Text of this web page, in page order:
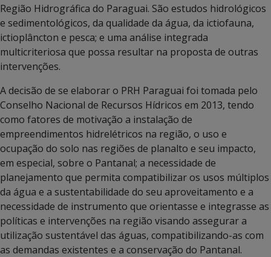
Região Hidrográfica do Paraguai. São estudos hidrológicos
e sedimentológicos, da qualidade da água, da ictiofauna,
ictioplâncton e pesca; e uma análise integrada
multicriteriosa que possa resultar na proposta de outras
intervenções.
A decisão de se elaborar o PRH Paraguai foi tomada pelo
Conselho Nacional de Recursos Hídricos em 2013, tendo
como fatores de motivação a instalação de
empreendimentos hidrelétricos na região, o uso e
ocupação do solo nas regiões de planalto e seu impacto,
em especial, sobre o Pantanal; a necessidade de
planejamento que permita compatibilizar os usos múltiplos
da água e a sustentabilidade do seu aproveitamento e a
necessidade de instrumento que orientasse e integrasse as
políticas e intervenções na região visando assegurar a
utilização sustentável das águas, compatibilizando-as com
as demandas existentes e a conservação do Pantanal.